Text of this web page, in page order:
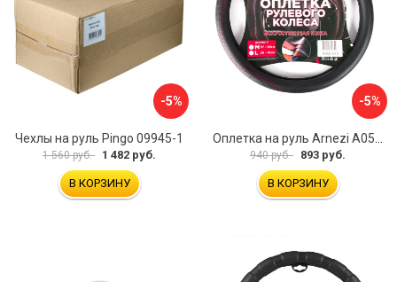
-5%
Чехлы на руль Pingo 09945-1
1 560 руб. 1 482 руб.
В КОРЗИНУ
-5%
940 руб. 893 руб.
В КОРЗИНУ